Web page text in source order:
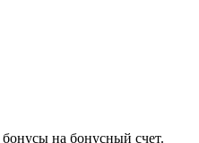
на бонусный счет.